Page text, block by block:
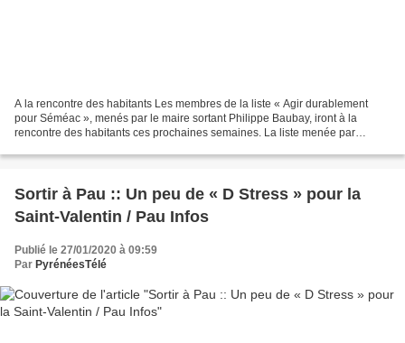
A la rencontre des habitants Les membres de la liste « Agir durablement
pour Séméac », menés par le maire sortant Philippe Baubay, iront à la
rencontre des habitants ces prochaines semaines. La liste menée par
Sortir à Pau :: Un peu de « D Stress » pour la
Saint-Valentin / Pau Infos
Publié le 27/01/2020 à 09:59
Par PyrénéesTélé